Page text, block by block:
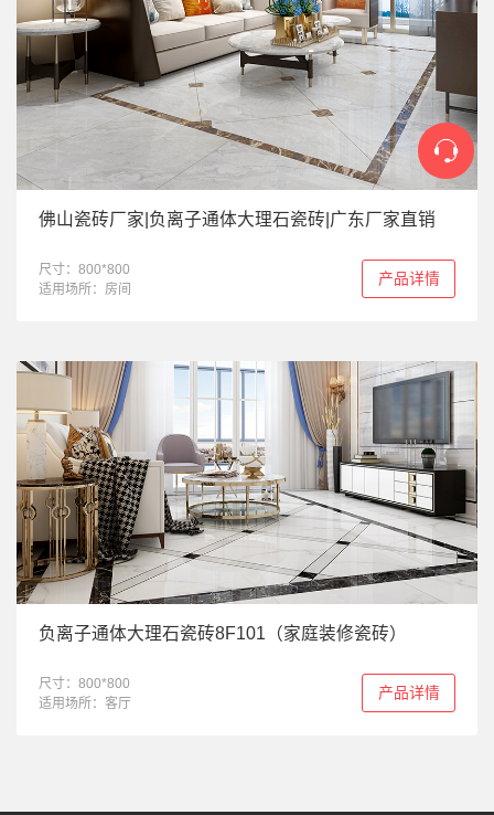
佛山瓷砖厂家|负离子通体大理石瓷砖|广东厂家直销
尺寸：800*800
适用场所：房间
产品详情
负离子通体大理石瓷砖8F101（家庭装修瓷砖）
尺寸：800*800
适用场所：客厅
产品详情